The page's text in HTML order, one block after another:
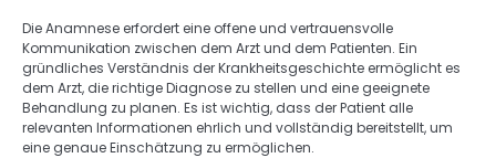
Die Anamnese erfordert eine offene und vertrauensvolle
Kommunikation zwischen dem Arzt und dem Patienten. Ein
gründliches Verständnis der Krankheitsgeschichte ermöglicht es
dem Arzt, die richtige Diagnose zu stellen und eine geeignete
Behandlung zu planen. Es ist wichtig, dass der Patient alle
relevanten Informationen ehrlich und vollständig bereitstellt, um
eine genaue Einschätzung zu ermöglichen.